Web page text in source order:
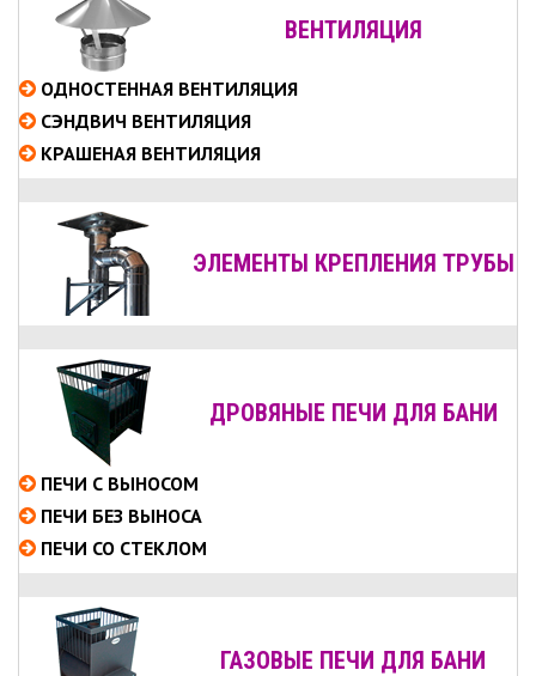
ВЕНТИЛЯЦИЯ
ОДНОСТЕННАЯ ВЕНТИЛЯЦИЯ
СЭНДВИЧ ВЕНТИЛЯЦИЯ
КРАШЕНАЯ ВЕНТИЛЯЦИЯ
ЭЛЕМЕНТЫ КРЕПЛЕНИЯ ТРУБЫ
ДРОВЯНЫЕ ПЕЧИ ДЛЯ БАНИ
ПЕЧИ С ВЫНОСОМ
ПЕЧИ БЕЗ ВЫНОСА
ПЕЧИ СО СТЕКЛОМ
ГАЗОВЫЕ ПЕЧИ ДЛЯ БАНИ